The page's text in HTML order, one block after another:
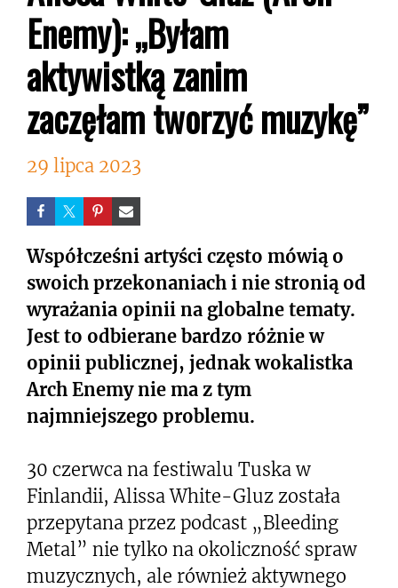
Enemy): „Byłam
aktywistką zanim
zaczęłam tworzyć muzykę”
29 lipca 2023
Współcześni artyści często mówią o
swoich przekonaniach i nie stronią od
wyrażania opinii na globalne tematy.
Jest to odbierane bardzo różnie w
opinii publicznej, jednak wokalistka
Arch Enemy nie ma z tym
najmniejszego problemu.
30 czerwca na festiwalu Tuska w
Finlandii, Alissa White-Gluz została
przepytana przez podcast „Bleeding
Metal” nie tylko na okoliczność spraw
muzycznych, ale również aktywnego